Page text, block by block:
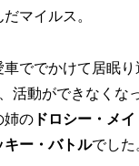
マイルス。
ででかけて居眠り
活動ができなくな
姉の ドロシー・メ
キー・バトルでした